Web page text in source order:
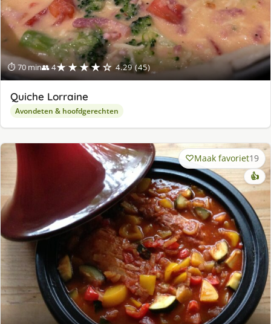
⏱ 70 min👥 4★★★★☆ 4.29 (45)
Quiche Lorraine
Avondeten & hoofdgerechten
Maak favoriet19
👍